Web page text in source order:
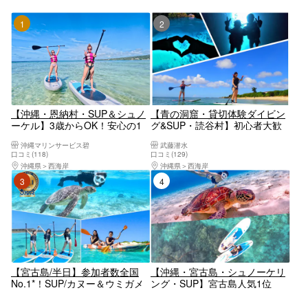
【沖縄・恩納村・SUP＆シュノ
ーケル】3歳からOK！安心の1
ら参加OK！
沖縄マリンサービス碧
口コミ(118)
沖縄県
西海岸
2位
【青の洞窟・貸切体験ダイビン
グ&SUP・読谷村】初心者大歓
の海でSUP体験‼《沖縄の海を満
喫できるセットプラン♪》
武藤潜水
口コミ(129)
沖縄県
西海岸
3位
【宮古島/半日】参加者数全国
No.1*！SUP/カヌー＆ウミガメ
4位
【沖縄・宮古島・シュノーケリ
ング・SUP】宮古島人気1位